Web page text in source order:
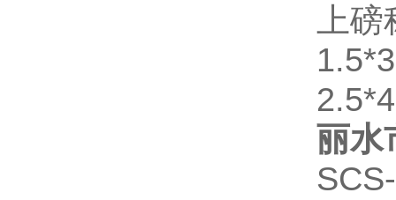
上
丽水